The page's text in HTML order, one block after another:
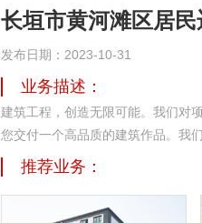
长垣市黄河滩区居民
发布日期：2023-10-31
业务描述：
建筑工程，创造无限可能。我们对
您交付一个高品质的建筑作品。我
识，能够确保按照高的标准完成。
推荐业务：